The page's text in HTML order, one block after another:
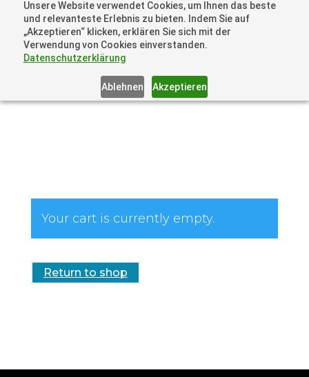
Unsere Website verwendet Cookies, um Ihnen das beste
und relevanteste Erlebnis zu bieten. Indem Sie auf
„Akzeptieren“ klicken, erklären Sie sich mit der
Verwendung von Cookies einverstanden.
Datenschutzerklärung
Ablehnen Akzeptieren
+41 44505 6667 oder +49 157 3598 0006
info@dronelions.academy
Your cart is currently empty.
Return to shop